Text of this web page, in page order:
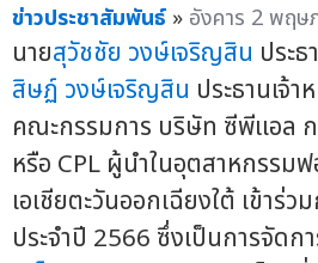
ข่าวประชาสัมพันธ์ » อังคาร 2 พฤษ
นายสุวัชชัย วงษ์เจริญสิน ประ
สิษฏ์ วงษ์เจริญสิน ประธานเจ้
คณะกรรมการ บริษัท ซีพีแอล
หรือ CPL ผู้นำในอุตสาหกรรม
เอเชียตะวันออกเฉียงใต้ เข้าร่ว
ประจำปี 2566 ซึ่งเป็นการจัดก